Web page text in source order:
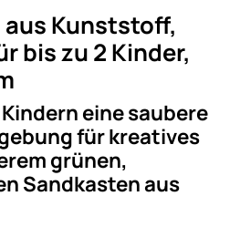
Kunststoff,
bis zu 2 Kinder,
eine saubere
für kreatives
grünen,
Sandkasten aus